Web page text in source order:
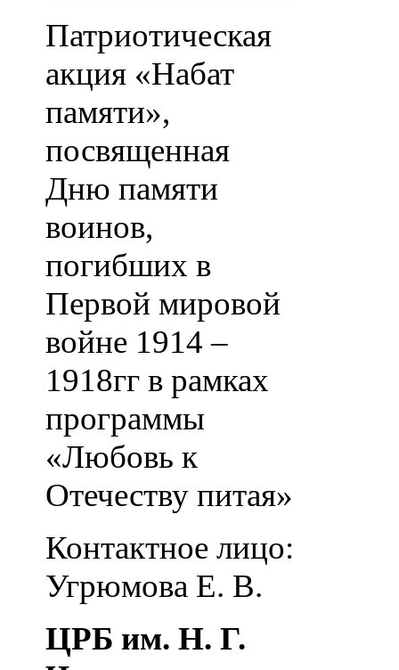
Патриотическая
акция «Набат
памяти»,
посвященная
Дню памяти
воинов,
погибших в
Первой мировой
войне 1914 –
1918гг в рамках
программы
«Любовь к
Отечеству питая»
Контактное лицо:
Угрюмова Е. В.
ЦРБ им. Н. Г.